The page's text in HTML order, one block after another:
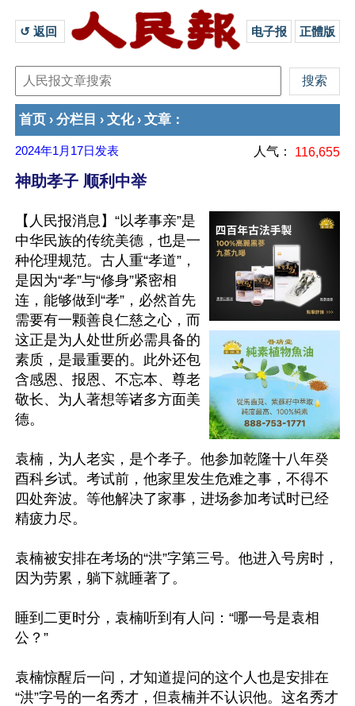
↺ 返回 电子报 正體版
首页 › 分栏目 › 文化› 文章 ：
2024年1月17日 发表 人气： 116,655
神助孝子 顺利中举
【人民报消息】“以孝事亲”是
中华民族的传统美德，也是一
种伦理规范。古人重“孝道”，
是因为“孝”与“修身”紧密相
连，能够做到“孝”，必然首先
需要有一颗善良仁慈之心，而
这正是为人处世所必需具备的
素质，是最重要的。此外还包
含感恩、报恩、不忘本、尊老
敬长、为人著想等诸多方面美
德。
袁楠，为人老实，是个孝子。他参加乾隆十八年癸
酉科乡试。考试前，他家里发生危难之事，不得不
四处奔波。等他解决了家事，进场参加考试时已经
精疲力尽。
袁楠被安排在考场的“洪”字第三号。他进入号房时，
因为劳累，躺下就睡著了。
睡到二更时分，袁楠听到有人问：“哪一号是袁相
公？”
袁楠惊醒后一问，才知道提问的这个人也是安排在
“洪”字号的一名秀才，但袁楠并不认识他。这名秀才